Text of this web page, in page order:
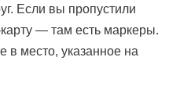
Если вы пропустили
— там есть маркеры.
в место, указанное на